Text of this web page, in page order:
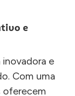
e
e
Com uma
oferecem